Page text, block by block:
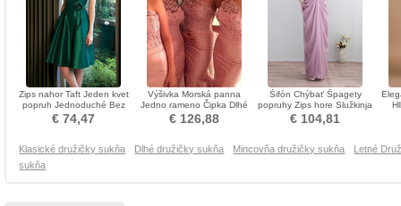
Zips nahor Taft Jeden kvet
popruh Jednoduché Bez
rukávov Družičky šaty
€ 74,47
Výšivka Morská panna
Jedno rameno Čipka Dlhé
Hruška Družičky šaty
€ 126,88
Šifón Chýbať Špagety
popruhy Zips hore Služkinja
obleko časti
€ 104,81
Klasické družičky sukňa Dlhé družičky sukňa Mincovňa družičky sukňa
Letné
sukňa